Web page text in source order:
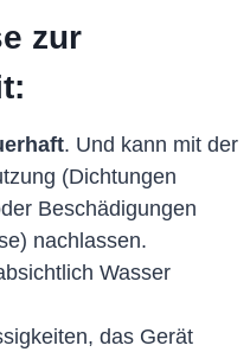
zur
. Und kann mit der
(Dichtungen
Beschädigungen
nachlassen.
Wasser
das Gerät